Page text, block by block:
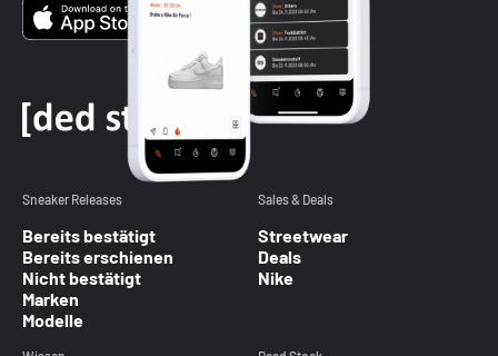
Sneaker Releases
Bereits bestätigt
Bereits erschienen
Nicht bestätigt
Marken
Modelle
Sales & Deals
Streetwear
Deals
Nike